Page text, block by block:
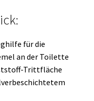
für die
an der Toilette
Trittfläche